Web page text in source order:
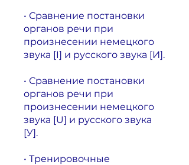
• Сравнение постановки
органов речи при
произнесении немецкого
звука [I] и русского звука [И].
• Сравнение постановки
органов речи при
произнесении немецкого
звука [U] и русского звука
[У].
• Тренировочные